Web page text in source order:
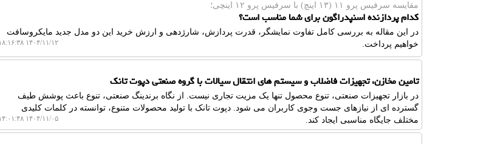
مقایسه سرفیس پرو ۱۱ (۱۳ اینچ) با سرفیس پرو ۱۲ اینچی؛
کدام پردازنده اسنپدراگون برای شما مناسب است؟
در این مقاله به بررسی کامل تفاوت نمایشگر، قدرت پردازش، شارژدهی و ارزش خرید این دو مدل جدید مایکروسافت
خواهیم پرداخت.
۱۴۰۴/۱۱/۱۲ ۱۸:۱۶:۳۸
تامین مخازن، تجهیزات فاضلاب و سیستم های انتقال سیالات با گروه صنعتی دپوت تانک
در بازار تجهیزات صنعتی، تنوع محصول تنها یک مزیت تجاری نیست. از نگاه برندینگ صنعتی، تنوع باعث پوشش طیف
گسترده ای از نیازهای جست وجوی کاربران می شود. دپوت تانک با تولید محصولات متنوع، توانسته در کلمات کلیدی
مختلف جایگاه مناسبی ایجاد کند.
۱۴۰۴/۱۱/۰۵ ۱۴:۰۱:۴۸